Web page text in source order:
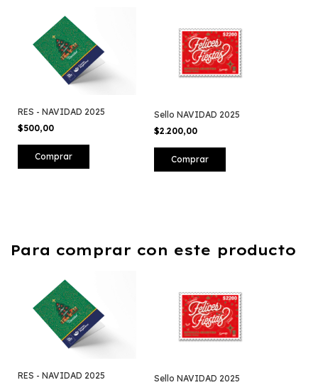
RES - NAVIDAD 2025
$500,00
Sello NAVIDAD 2025
$2.200,00
Para comprar con este producto
RES - NAVIDAD 2025
Sello NAVIDAD 2025